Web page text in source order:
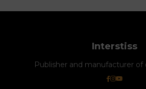
Interstiss
Publisher and manufacturer of